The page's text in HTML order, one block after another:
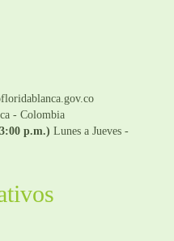
- Colombia
p.m.) Lunes a Jueves -